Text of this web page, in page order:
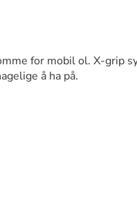
for mobil ol. X-grip
å ha på.